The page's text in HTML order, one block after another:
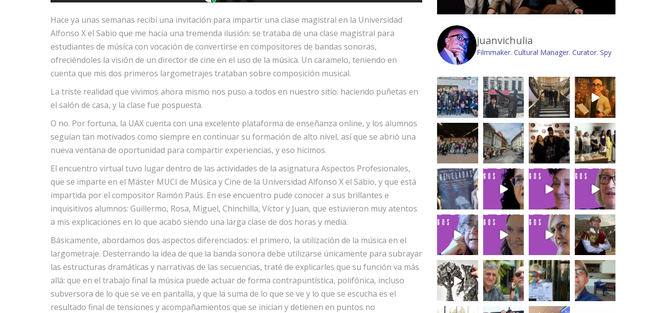
Hace ya unas semanas recibí una invitación para impartir una clase magistral en la Universidad
Alfonso X el Sabio que me hacía una tremenda ilusión: se trataba de una clase magistral para
estudiantes de música con vocación de convertirse en compositores de bandas sonoras,
ofreciéndoles la visión de un director de cine en el uso de la música. Un caramelo, teniendo en
cuenta que mis dos primeros largometrajes trataban sobre composición musical.
La triste realidad que vivimos ahora mismo nos puso a todos en nuestro sitio: haciendo puñetas en
el salón de casa, y la clase fue pospuesta.
O no. Por fortuna, la UAX cuenta con una excelente plataforma de enseñanza online, y los alumnos
seguían tan motivados como siempre en continuar su formación de alto nivel, así que se abrió una
nueva ventana de oportunidad para compartir experiencias, y eso hicimos.
El encuentro virtual tuvo lugar dentro de las actividades de la asignatura Aspectos Profesionales,
que se imparte en el Máster MUCI de Música y Cine de la Universidad Alfonso X el Sabio, y que está
impartida por el compositor Ramón Paús. En ese encuentro pude conocer a sus brillantes e
inquisitivos alumnos: Guillermo, Rosa, Miguel, Chinchilla, Víctor y Juan, que estuvieron muy atentos
a mis explicaciones en lo que acabó siendo una larga clase de dos horas y media.
Básicamente, abordamos dos aspectos diferenciados: el primero, la utilización de la música en el
largometraje. Desterrando la idea de que la banda sonora debe utilizarse únicamente para subrayar
las estructuras dramáticas y narrativas de las secuencias, traté de explicarles que su función va más
allá: que en el trabajo final la música puede actuar de forma contrapuntística, polifónica, incluso
subversora de lo que se ve en pantalla, y que la suma de lo que se ve y lo que se escucha es el
resultado final de tensiones y acompañamientos que se inician y detienen en puntos no
juanvichulia
Filmmaker. Cultural Manager. Curator. Spy